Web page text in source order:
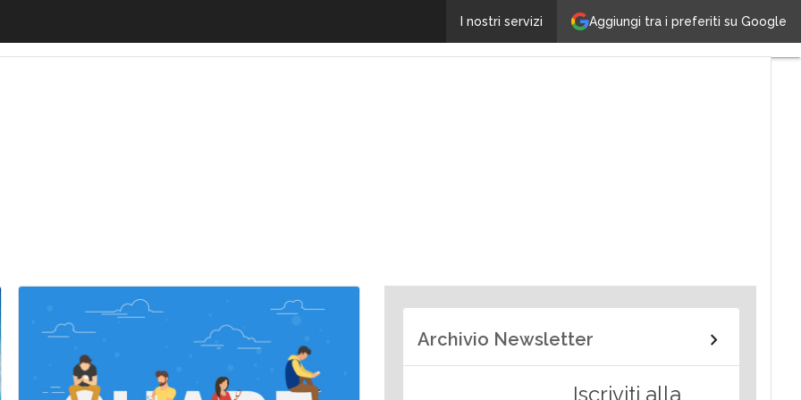
Aggiungi tra i preferiti su Google
I nostri servizi
Archivio Newsletter
Iscriviti alla